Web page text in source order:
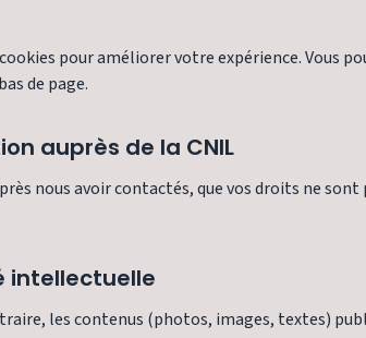
pour améliorer votre expérience. Vous
de page.
auprès de la CNIL
nous avoir contactés, que vos droits ne
intellectuelle
les contenus (photos, images, textes)